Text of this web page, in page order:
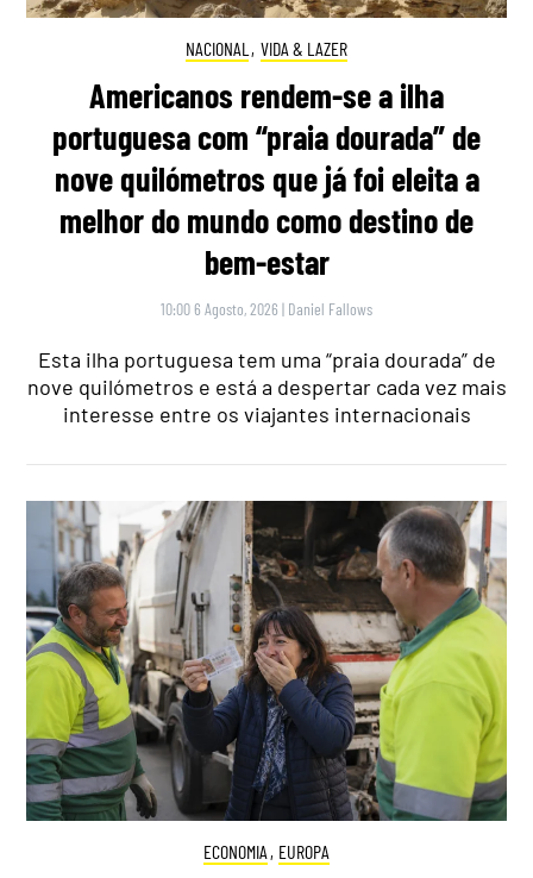
NACIONAL , VIDA & LAZER
Americanos rendem-se a ilha
portuguesa com “praia dourada” de
nove quilómetros que já foi eleita a
melhor do mundo como destino de
bem-estar
10:00 6 Agosto, 2026 | Daniel Fallows
Esta ilha portuguesa tem uma “praia dourada” de
nove quilómetros e está a despertar cada vez mais
interesse entre os viajantes internacionais
ECONOMIA , EUROPA